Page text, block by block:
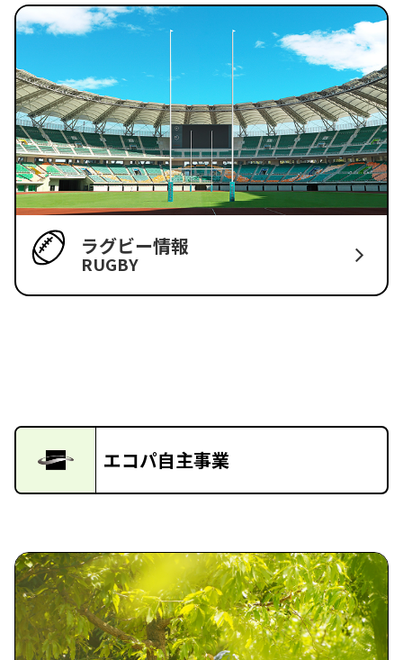
ラグビー情報
RUGBY
エコパ自主事業